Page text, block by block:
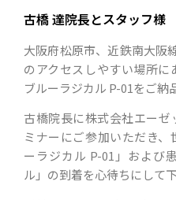
古橋 達院長とスタッフ様
大阪府松原市、近鉄南大阪
のアクセスしやすい場所に
ブルーラジカル P-01をご納
古橋院長に株式会社エー
ミナーにご参加いただき
ーラジカル P-01」および
ル」の到着を心待ちにして